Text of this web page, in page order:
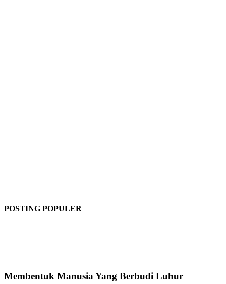
POSTING POPULER
Membentuk Manusia Yang Berbudi Luhur